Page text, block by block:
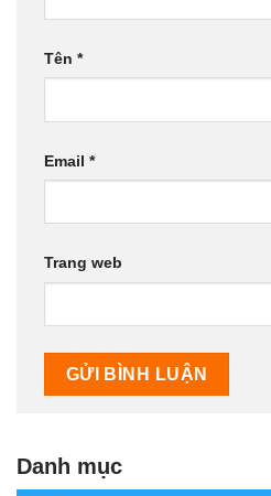
Tên *
Email *
Trang web
Danh mục